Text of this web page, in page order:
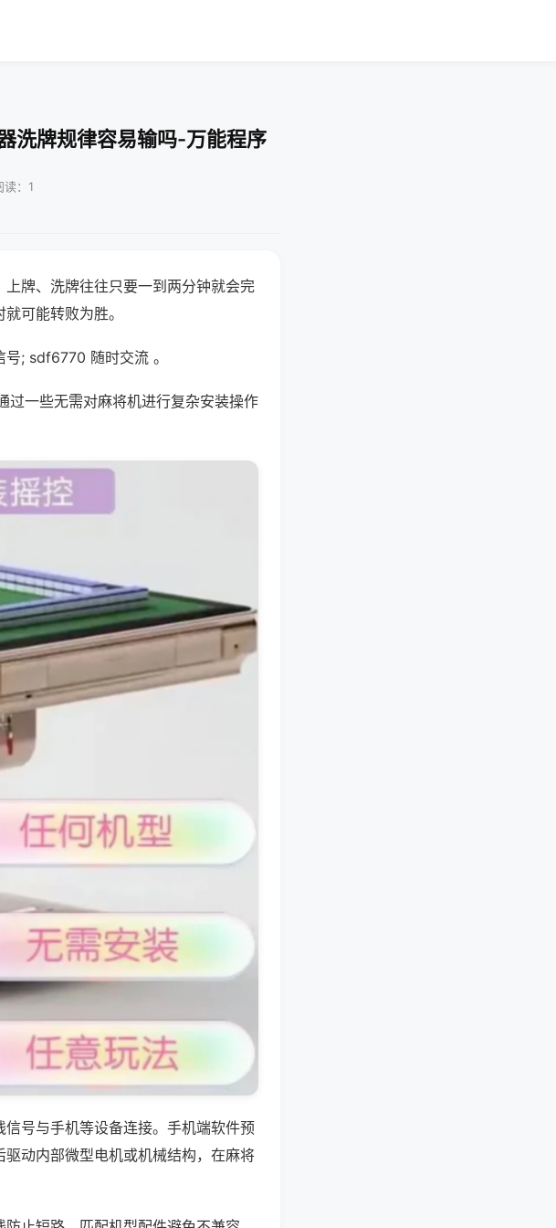
洗牌规律容易输吗-万能程序
：1
牌、洗牌往往只要一到两分钟就会完
可能转败为胜。
; sdf6770 随时交流 。
过一些无需对麻将机进行复杂安装操作
号与手机等设备连接。手机端软件预
动内部微型电机或机械结构，在麻将